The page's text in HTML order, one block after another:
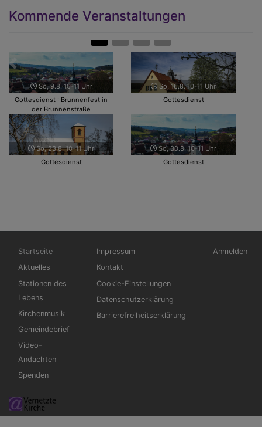
Kommende Veranstaltungen
So, 9.8. 10-11 Uhr
Gottesdienst : Brunnenfest in
der Brunnenstraße
So, 16.8. 10-11 Uhr
Gottesdienst
So, 23.8. 10-11 Uhr
Gottesdienst
So, 30.8. 10-11 Uhr
Gottesdienst
Zurück
Hauptnavigation
Startseite
Aktuelles
Stationen des
Lebens
Kirchenmusik
Gemeindebrief
Video-
Andachten
Spenden
Fußbereichsmenü
Impressum
Kontakt
Cookie-Einstellungen
Datenschutzerklärung
Barrierefreiheitserklärung
Anmelden